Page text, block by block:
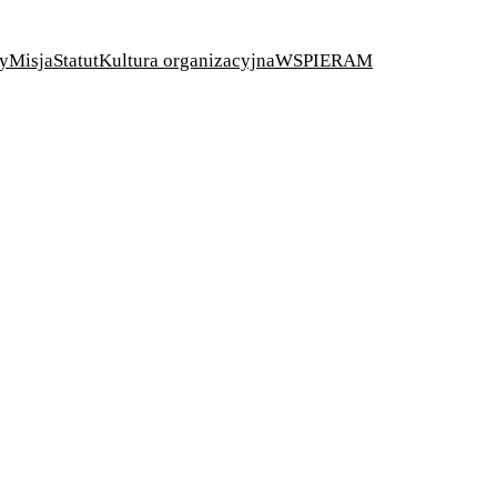
MisjaStatutKultura organizacyjnaWSPIERAM